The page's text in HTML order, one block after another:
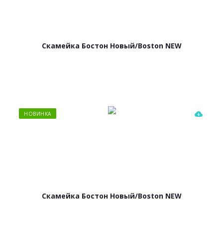
Скамейка Бостон Новый/Boston NEW
НОВИНКА
Скамейка Бостон Новый/Boston NEW